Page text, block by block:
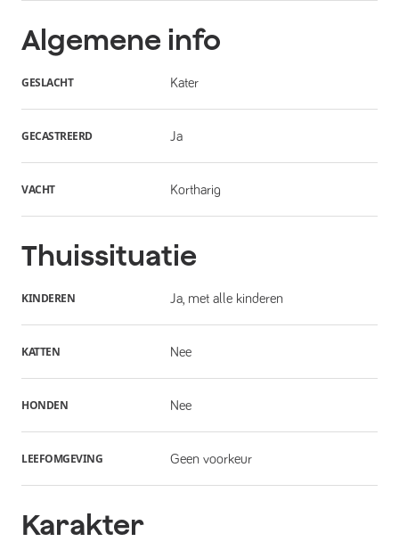
Algemene info
GESLACHT Kater
GECASTREERD Ja
VACHT Kortharig
Thuissituatie
KINDEREN Ja, met alle kinderen
KATTEN Nee
HONDEN Nee
LEEFOMGEVING Geen voorkeur
Karakter